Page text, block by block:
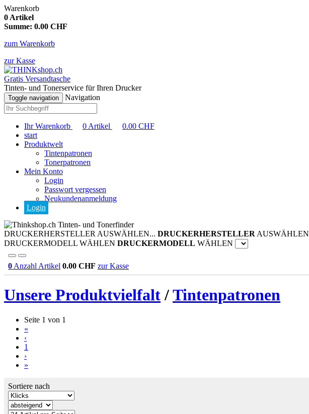
Warenkorb
0 Artikel
Summe: 0.00 CHF
zum Warenkorb
zur Kasse
Gratis Versandtasche
Tinten- und Tonerservice für Ihren Drucker
Toggle navigation Navigation
Ihr Warenkorb 0 Artikel 0.00 CHF
start
Produktwelt
Tintenpatronen
Tonerpatronen
Mein Konto
Login
Passwort vergessen
Neukundenanmeldung
Login
Tinten- und Tonerfinder
DRUCKERHERSTELLER AUSWÄHLEN... DRUCKERHERSTELLER AUSWÄHLEN
DRUCKERMODELL WÄHLEN DRUCKERMODELL WÄHLEN
0 Anzahl Artikel 0.00 CHF zur Kasse
Unsere Produktvielfalt/Tintenpatronen
Seite 1 von 1
«
‹
1
›
»
Sortiere nach